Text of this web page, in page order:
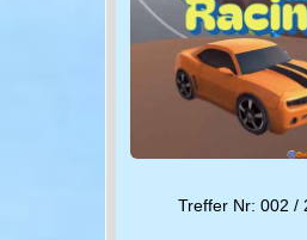
Treffer Nr: 002 /